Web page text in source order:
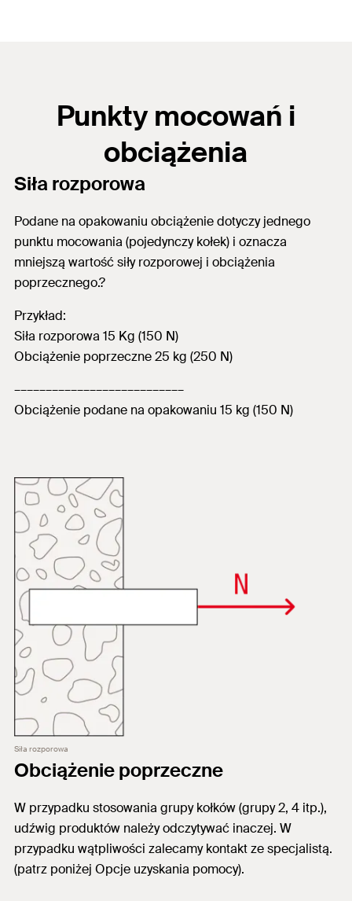
Punkty mocowań i
obciążenia
Siła rozporowa
Podane na opakowaniu obciążenie dotyczy jednego
punktu mocowania (pojedynczy kołek) i oznacza
mniejszą wartość siły rozporowej i obciążenia
poprzecznego.?
Przykład:
Siła rozporowa 15 Kg (150 N)
Obciążenie poprzeczne 25 kg (250 N)
–––––––––––––––––––––––––––
Obciążenie podane na opakowaniu 15 kg (150 N)
Siła rozporowa
Obciążenie poprzeczne
W przypadku stosowania grupy kołków (grupy 2, 4 itp.),
udźwig produktów należy odczytywać inaczej. W
przypadku wątpliwości zalecamy kontakt ze specjalistą.
(patrz poniżej Opcje uzyskania pomocy).